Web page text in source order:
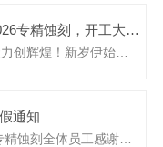
新岁启航，同心同行,2026专精蚀刻，开工大吉!
砥砺前行启新程，同心聚力创辉煌！新岁伊始，万象更新！愿我们以饱满的热情拥抱挑战，以坚定的步伐共赴目标。前路或许有荆棘，但...
通知
2026年春节即将到来，专精蚀刻全体员工感谢新老客户一直以来对我们的大力支持与信赖，根据公司放假规定，现将春节放假事宜通...